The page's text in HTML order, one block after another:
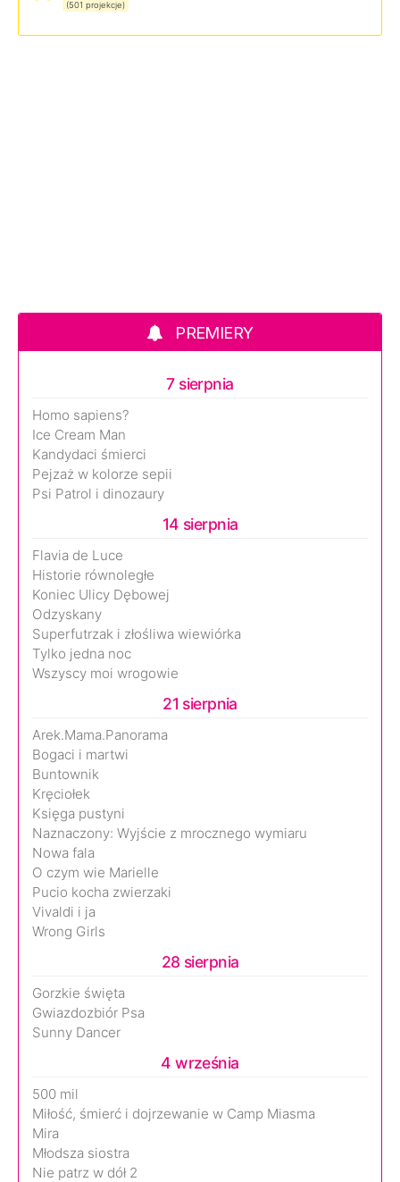
(501 projekcje)
PREMIERY
7 sierpnia
Homo sapiens?
Ice Cream Man
Kandydaci śmierci
Pejzaż w kolorze sepii
Psi Patrol i dinozaury
14 sierpnia
Flavia de Luce
Historie równoległe
Koniec Ulicy Dębowej
Odzyskany
Superfutrzak i złośliwa wiewiórka
Tylko jedna noc
Wszyscy moi wrogowie
21 sierpnia
Arek.Mama.Panorama
Bogaci i martwi
Buntownik
Kręciołek
Księga pustyni
Naznaczony: Wyjście z mrocznego wymiaru
Nowa fala
O czym wie Marielle
Pucio kocha zwierzaki
Vivaldi i ja
Wrong Girls
28 sierpnia
Gorzkie święta
Gwiazdozbiór Psa
Sunny Dancer
4 września
500 mil
Miłość, śmierć i dojrzewanie w Camp Miasma
Mira
Młodsza siostra
Nie patrz w dół 2